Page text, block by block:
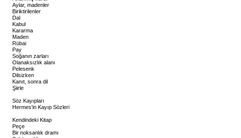
Aylar, madenler
Biriktirilenler
Dal
Kabul
Kararma
Maden
Rübai
Pay
Soğanın zarları
Olanaksızlık alanı
Pelesenk
Dilsizken
Kanıt, sonra dil
Şiirle
Söz Kayıpları
Hermes'in Kayıp Sözleri
Kendindeki Kitap
Peçe
Bir noksanlık dramı